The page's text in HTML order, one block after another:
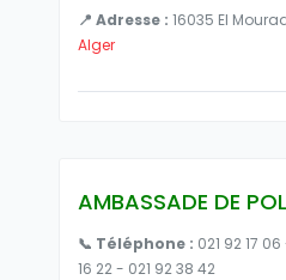
📍 Adresse : 16035 El
Alger
AMBASSADE DE
📞 Téléphone : 021 92 17
16 22 - 021 92 38 42